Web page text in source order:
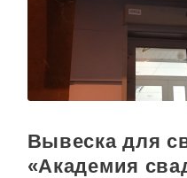
Вывеска для
«Академия